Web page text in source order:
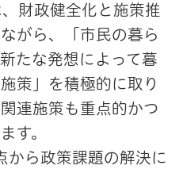
財政健全化と施策推
がら、「市民の暮ら
たな発想によって暮
策」を積極的に取り
連施策も重点的かつ
す。
から政策課題の解決に